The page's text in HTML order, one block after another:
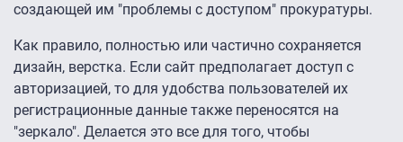
создающей им "проблемы с доступом" прокуратуры.
Как правило, полностью или частично сохраняется
дизайн, верстка. Если сайт предполагает доступ с
авторизацией, то для удобства пользователей их
регистрационные данные также переносятся на
"зеркало". Делается это все для того, чтобы